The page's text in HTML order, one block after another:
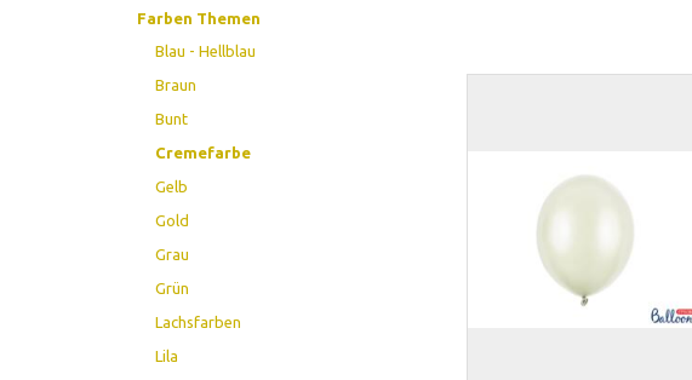
Farben Themen
Blau - Hellblau
Braun
Bunt
Cremefarbe
Gelb
Gold
Grau
Grün
Lachsfarben
Lila